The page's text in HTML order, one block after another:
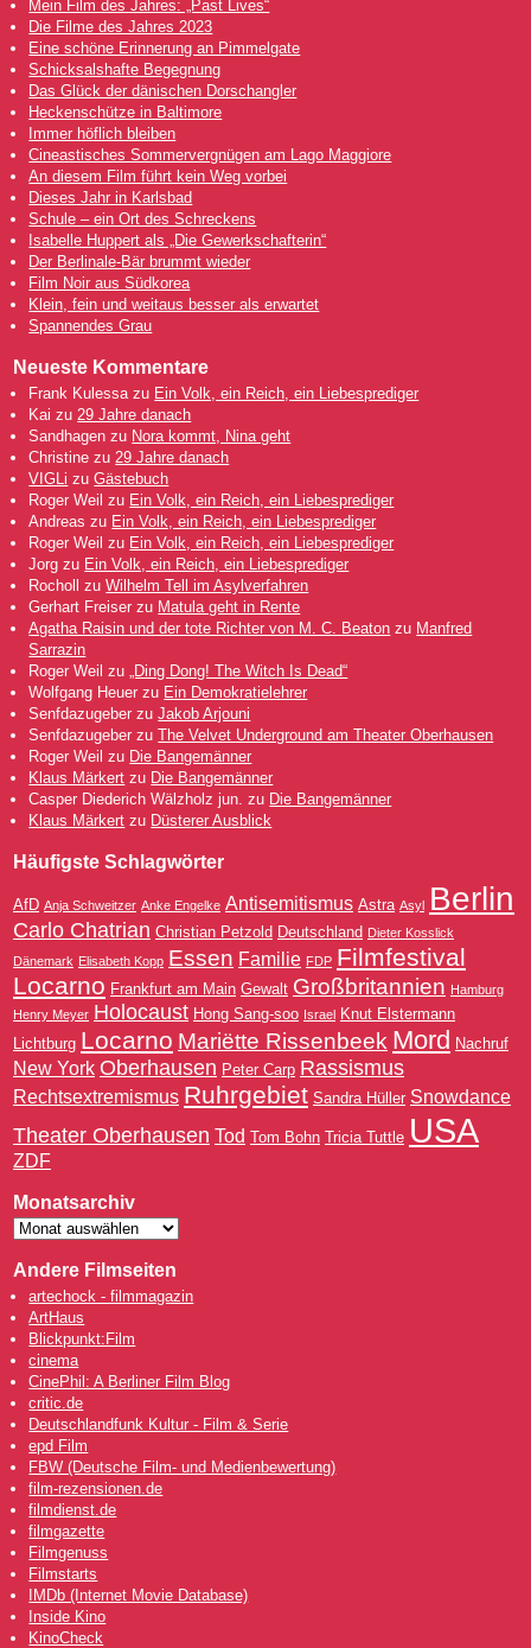
Mein Film des Jahres: „Past Lives“
Die Filme des Jahres 2023
Eine schöne Erinnerung an Pimmelgate
Schicksalshafte Begegnung
Das Glück der dänischen Dorschangler
Heckenschütze in Baltimore
Immer höflich bleiben
Cineastisches Sommervergnügen am Lago Maggiore
An diesem Film führt kein Weg vorbei
Dieses Jahr in Karlsbad
Schule – ein Ort des Schreckens
Isabelle Huppert als „Die Gewerkschafterin“
Der Berlinale-Bär brummt wieder
Film Noir aus Südkorea
Klein, fein und weitaus besser als erwartet
Spannendes Grau
Neueste Kommentare
Frank Kulessa zu Ein Volk, ein Reich, ein Liebesprediger
Kai zu 29 Jahre danach
Sandhagen zu Nora kommt, Nina geht
Christine zu 29 Jahre danach
VIGLi zuGästebuch
Roger Weil zu Ein Volk, ein Reich, ein Liebesprediger
Andreas zu Ein Volk, ein Reich, ein Liebesprediger
Roger Weil zu Ein Volk, ein Reich, ein Liebesprediger
Jorg zu Ein Volk, ein Reich, ein Liebesprediger
Rocholl
zuWilhelm Tell im Asylverfahren
Gerhart Freiser zu Matula geht in Rente
Agatha Raisin und der tote Richter von M. C. Beaton zu Manfred
Sarrazin
Roger Weil zu
„Ding Dong! The Witch Is Dead“
Wolfgang Heuer zu Ein Demokratielehrer
Senfdazugeber zuJakob Arjouni
Senfdazugeber zuThe Velvet Underground am Theater Oberhausen
Roger Weil zu Die Bangemänner
Klaus Märkert zu Die Bangemänner
Casper Diederich Wälzholz jun. zu Die Bangemänner
Klaus Märkert zu Düsterer Ausblick
Häufigste Schlagwörter
AfD Anja Schweitzer Anke Engelke Antisemitismus Astra Asyl Berlin
Carlo Chatrian Christian Petzold Deutschland Dieter Kosslick
Dänemark Elisabeth Kopp Essen Familie FDP Filmfestival
Locarno Frankfurt am Main Gewalt Großbritannien Hamburg
Henry Meyer Holocaust Hong Sang-soo Israel Knut Elstermann
Lichtburg Locarno Mariëtte Rissenbeek Mord Nachruf
New York Oberhausen Peter Carp Rassismus
Rechtsextremismus Ruhrgebiet Sandra Hüller Snowdance
Theater Oberhausen Tod Tom Bohn Tricia Tuttle USA
ZDF
Monatsarchiv
Andere Filmseiten
artechock - filmmagazin
ArtHaus
Blickpunkt:Film
cinema
CinePhil: A Berliner Film Blog
critic.de
Deutschlandfunk Kultur - Film & Serie
epd Film
FBW (Deutsche Film- und Medienbewertung)
film-rezensionen.de
filmdienst.de
filmgazette
Filmgenuss
Filmstarts
IMDb (Internet Movie Database)
Inside Kino
KinoCheck